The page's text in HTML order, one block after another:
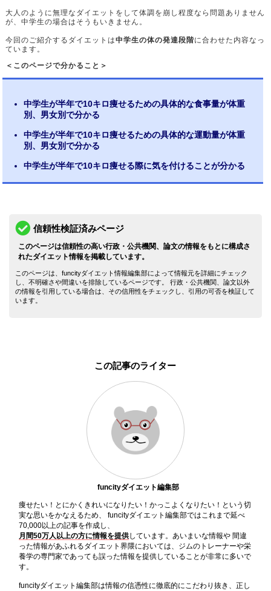
大人のように無理なダイエットをして体調を崩し程度なら問題ありません
が、中学生の場合はそうもいきません。
今回のご紹介するダイエットは中学生の体の発達段階に合わせた内容なっ
ています。
＜このページで分かること＞
中学生が半年で10キロ痩せるための具体的な食事量が体重
別、男女別で分かる
中学生が半年で10キロ痩せるための具体的な運動量が体重
別、男女別で分かる
中学生が半年で10キロ痩せる際に気を付けることが分かる
信頼性検証済みページ
このページは信頼性の高い行政・公共機関、論文の情報をもとに構成さ
れたダイエット情報を掲載しています。
このページは、funcityダイエット情報編集部によって情報元を詳細にチェック
し、不明確さや間違いを排除しているページです。 行政・公共機関、論文以外
の情報を引用している場合は、その信用性をチェックし、引用の可否を検証して
います。
この記事のライター
funcityダイエット編集部
痩せたい！とにかくきれいになりたい！かっこよくなりたい！という切
実な思いをかなえるため、 funcityダイエット編集部ではこれまで延べ
70,000以上の記事を作成し、
月間50万人以上の方に情報を提供しています。あいまいな情報や 間違
った情報があふれるダイエット界隈においては、ジムのトレーナーや栄
養学の専門家であっても誤った情報を提供していることが非常に多いで
す。
funcityダイエット編集部は情報の信憑性に徹底的にこだわり抜き、正し